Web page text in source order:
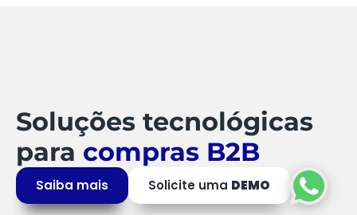
Soluções tecnológicas
para compras B2B
Saiba mais Solicite uma DEMO